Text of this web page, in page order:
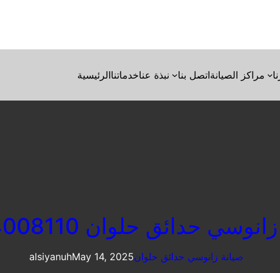
الرئيسيةخدماتنانبذة عنا اتصل بنامراكز الصيانة
حدائق حلوان 01154008110
alsiyanuhMay 14, 2025صيانة زانوسي حدائق حلوان